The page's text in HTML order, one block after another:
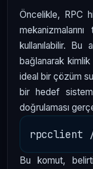
Öncelikle, RPC
kullanılabilir. Bu
bağlanarak
ideal bir çözüm
bir hedef
doğrulaması
Bu komut,